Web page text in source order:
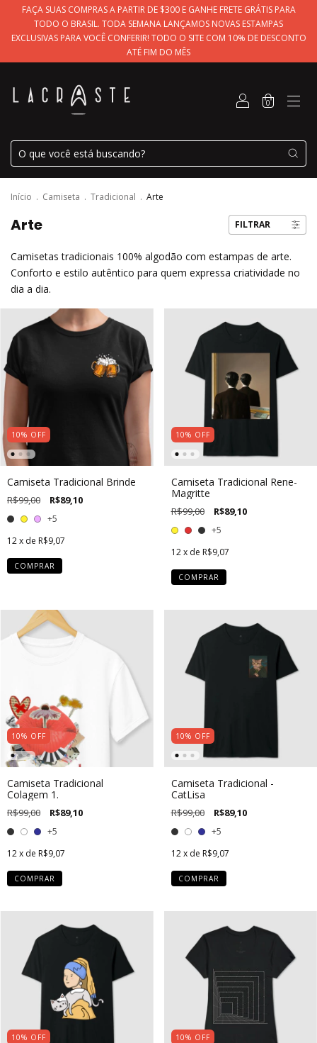
FAÇA SUAS COMPRAS A PARTIR DE $300 E GANHE FRETE GRÁTIS PARA
TODO O BRASIL. TODA SEMANA LANÇAMOS NOVAS ESTAMPAS
EXCLUSIVAS PARA VOCÊ CONFERIR! TODO O SITE COM 10% DE DESCONTO
ATÉ FIM DO MÊS
0
Início . Camiseta . Tradicional . Arte
Arte FILTRAR
Camisetas tradicionais 100% algodão com estampas de arte.
Conforto e estilo autêntico para quem expressa criatividade no
dia a dia.
10% OFF
Camiseta Tradicional Brinde
R$99,00 R$89,10
+5
12x de R$9,07
COMPRAR
10% OFF
Camiseta Tradicional Rene-
Magritte
R$99,00 R$89,10
+5
12 x de R$9,07
COMPRAR
10% OFF
Camiseta Tradicional
Colagem 1.
R$99,00 R$89,10
+5
12x de R$9,07
COMPRAR
10% OFF
Camiseta Tradicional -
CatLisa
R$99,00 R$89,10
+5
12 x de R$9,07
COMPRAR
10% OFF 10% OFF